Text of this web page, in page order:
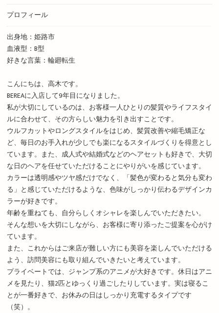
プロフィール
出身地：姫路市
血液型：B型
好きな言葉：輪廻転生
こんにちは、高木です。
BEREAに入店して9年目になりました。
私が大切にしているのは、お客様一人ひとりの髪質やライフスタイ
ルに合わせて、その方らしい魅力を引き出すことです。
ウルフカットやロングスタイルをはじめ、髪質改善や縮毛矯正な
ど、毎日のお手入れが少しでも楽になるスタイルづくりを得意とし
ています。また、成人式や結婚式などのヘアセットも好きで、大切
な日のヘアを任せていただけることにやりがいを感じています。
カラーは透明感やツヤ感だけでなく、「髪色が変わると気分も変わ
る」と感じていただけるような、色味がしっかり伝わるデザインカ
ラーが好きです。
年齢を重ねても、自分らしくオシャレを楽しんでいただきたい。
そんな想いを大切にしながら、お客様に寄り添ったご提案を心がけ
ています。
また、これからはご来店が難しい方にも美容を楽しんでいただける
よう、訪問美容にも取り組んでいきたいと考えています。
プライベートでは、ジャンプ系のアニメが大好きです。休日はアニ
メを見たり、猫2匹とゆっくり過ごしたりしています。実は寝るこ
とが一番好きで、お休みの日はしっかり充電するタイプです
（笑）。